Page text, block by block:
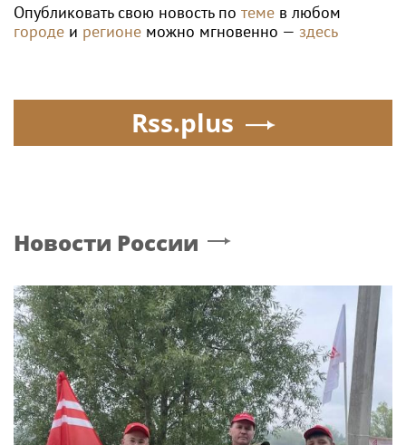
Опубликовать свою новость по теме в любом
городе и регионе можно мгновенно — здесь
Rss.plus
Новости России